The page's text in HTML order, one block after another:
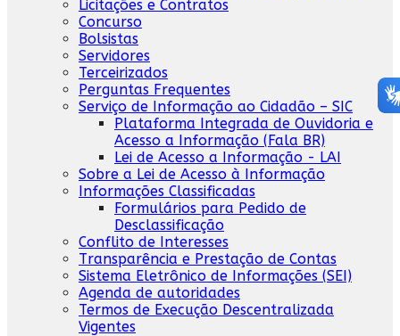
Licitações e Contratos
Concurso
Bolsistas
Servidores
Terceirizados
Perguntas Frequentes
Serviço de Informação ao Cidadão – SIC
Plataforma Integrada de Ouvidoria e
Acesso a Informação (Fala BR)
Lei de Acesso a Informação - LAI
Sobre a Lei de Acesso à Informação
Informações Classificadas
Formulários para Pedido de
Desclassificação
Conflito de Interesses
Transparência e Prestação de Contas
Sistema Eletrônico de Informações (SEI)
Agenda de autoridades
Termos de Execução Descentralizada
Vigentes